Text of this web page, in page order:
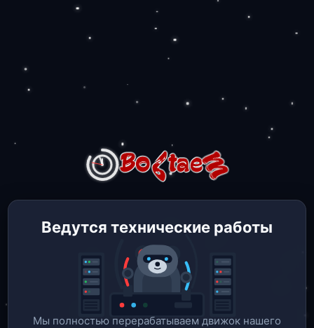
Ведутся технические работы
Мы полностью перерабатываем движок нашего